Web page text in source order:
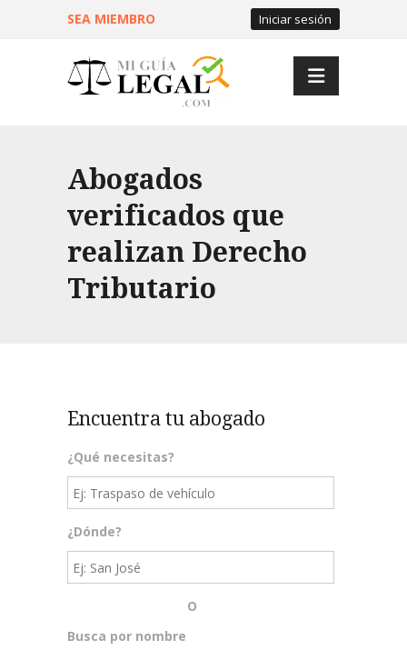
SEA MIEMBRO Iniciar sesión
Abogados
verificados que
realizan Derecho
Tributario
Encuentra tu abogado
¿Qué necesitas?
¿Dónde?
O
Busca por nombre